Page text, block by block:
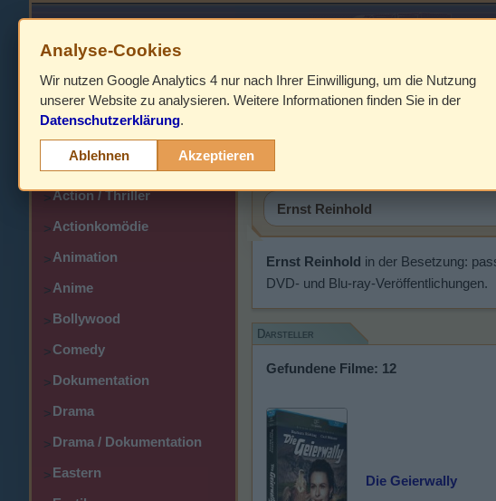
HOME
>
> Action
>Action / Thriller
>Actionkomödie
>Animation
>Anime
>Bollywood
>Comedy
>Dokumentation
>Drama
>Drama / Dokumentation
>Eastern
Ernst Reinhold
Ernst Reinhold in der Besetzung:
DVD- und Blu-ray-Veröffentlichungen.
Darsteller
Gefundene Filme: 12
Die Geierwally
Analyse-Cookies
Wir nutzen Google Analytics 4 nur nach Ihrer Einwilligung, um die Nutzung
unserer Website zu analysieren. Weitere Informationen finden Sie in der
Datenschutzerklärung.
Ablehnen Akzeptieren